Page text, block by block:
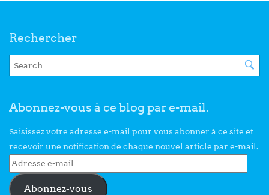
Rechercher
Abonnez-vous à ce blog par e-mail.
Saisissez votre adresse e-mail pour vous abonner à ce site et
recevoir une notification de chaque nouvel article par e-mail.
Abonnez-vous